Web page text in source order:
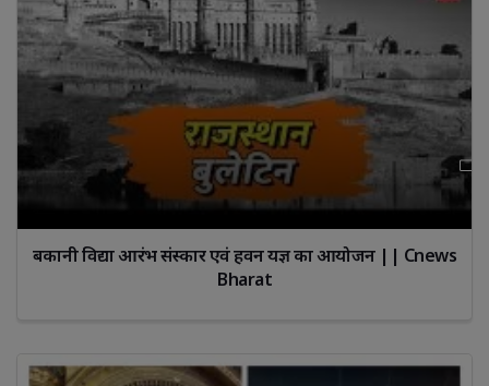
बकानी विद्या आरंभ संस्कार एवं हवन यज्ञ का आयोजन || Cnews
Bharat